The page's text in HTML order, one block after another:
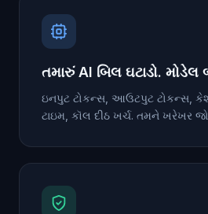
તમારું AI બિલ ઘટાડો. મોડેલ
ઇનપુટ ટોકન્સ, આઉટપુટ ટોકન્સ, કેશ
ટાઇમ, કૉલ દીઠ ખર્ચ. તમને ખરેખર